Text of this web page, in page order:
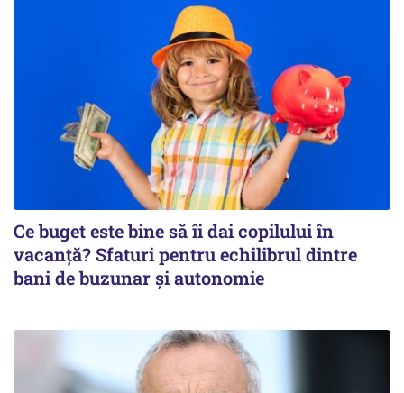
Ce buget este bine să îi dai copilului în
vacanță? Sfaturi pentru echilibrul dintre
bani de buzunar și autonomie